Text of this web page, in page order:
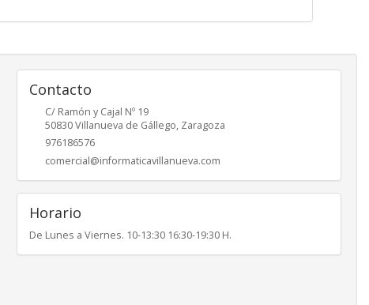
Contacto
C/ Ramón y Cajal Nº 19
50830Villanueva de Gállego, Zaragoza
976186576
comercial@informaticavillanueva.com
Horario
De Lunes a Viernes. 10-13:30 16:30-19:30 H.